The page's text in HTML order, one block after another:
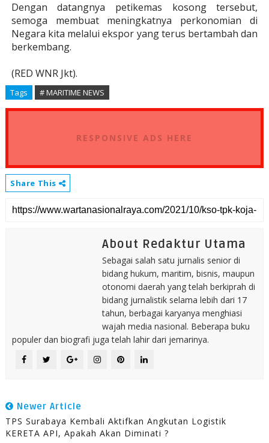
Dengan datangnya petikemas kosong tersebut,
semoga membuat meningkatnya perkonomian di
Negara kita melalui ekspor yang terus bertambah dan
berkembang.
(RED WNR Jkt).
Tags # MARITIME NEWS
RESPONSIVE ADS HERE
Share This
About Redaktur Utama
Sebagai salah satu jurnalis senior di
bidang hukum, maritim, bisnis, maupun
otonomi daerah yang telah berkiprah di
bidang jurnalistik selama lebih dari 17
tahun, berbagai karyanya menghiasi
wajah media nasional. Beberapa buku
populer dan biografi juga telah lahir dari jemarinya.
Newer Article
TPS Surabaya Kembali Aktifkan Angkutan Logistik
KERETA API, Apakah Akan Diminati ?